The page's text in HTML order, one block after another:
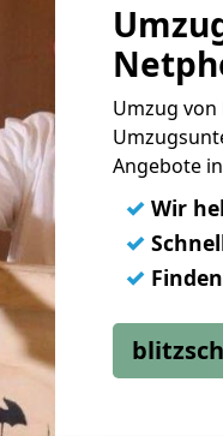
Umzug
Angebote
✓ Wir
✓
✓